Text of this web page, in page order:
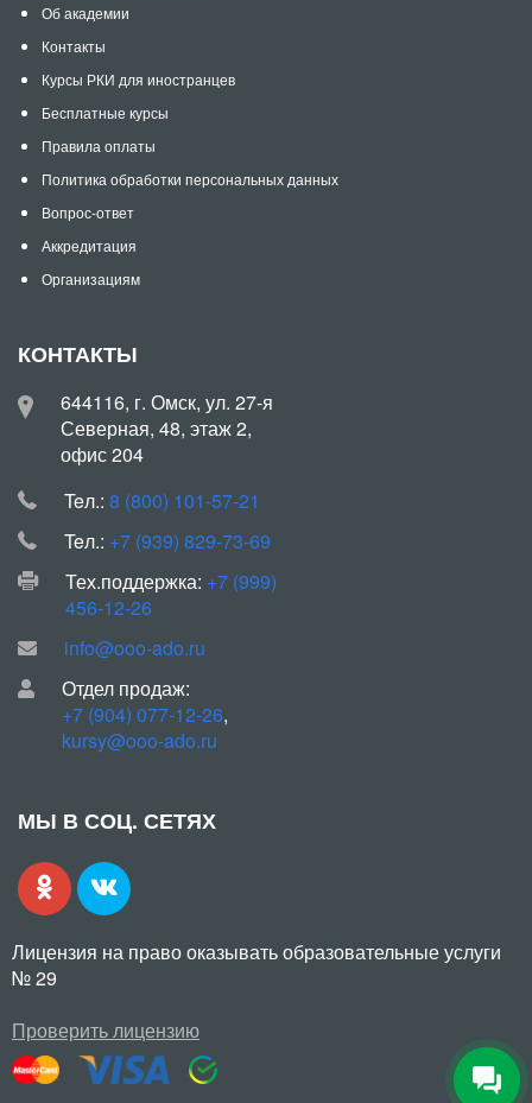
Об академии
Контакты
Курсы РКИ для иностранцев
Бесплатные курсы
Правила оплаты
Политика обработки персональных данных
Вопрос-ответ
Аккредитация
Организациям
КОНТАКТЫ
644116, г. Омск, ул. 27-я
Северная, 48, этаж 2,
офис 204
Teл.: 8 (800) 101-57-21
Teл.: +7 (939) 829-73-69
Тех.поддержка: +7 (999)
456-12-26
info@ooo-ado.ru
Отдел продаж:
+7 (904) 077-12-26,
kursy@ooo-ado.ru
МЫ В СОЦ. СЕТЯХ
Лицензия на право оказывать образовательные услуги
№ 29
Проверить лицензию